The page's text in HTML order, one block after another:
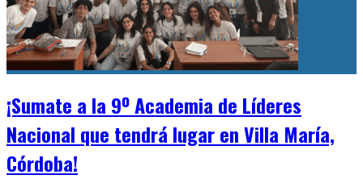
¡Sumate a la 9º Academia de Líderes
Nacional que tendrá lugar en Villa María,
Córdoba!